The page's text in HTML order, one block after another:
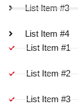
List Item #3
List Item #4
List Item #1
List Item #2
List Item #3